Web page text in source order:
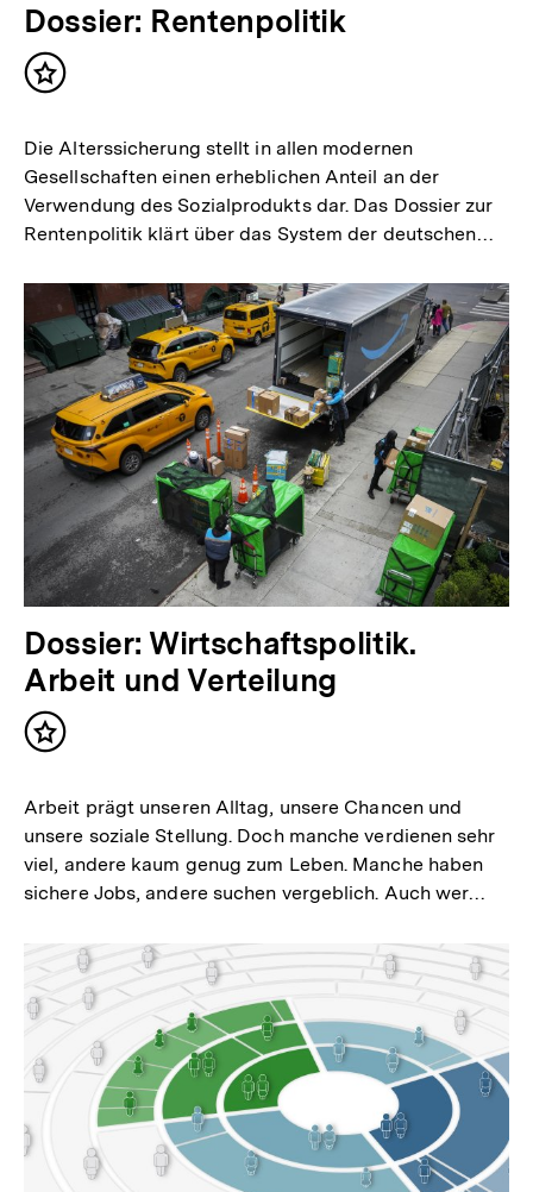
Dossier: Rentenpolitik
Inhalt
Die Alterssicherung stellt in allen modernen
Gesellschaften einen erheblichen Anteil an der
Verwendung des Sozialprodukts dar. Das Dossier zur
Rentenpolitik klärt über das System der deutschen…
Dossier: Wirtschaftspolitik.
Arbeit und Verteilung
Inhalt
Arbeit prägt unseren Alltag, unsere Chancen und
unsere soziale Stellung. Doch manche verdienen sehr
viel, andere kaum genug zum Leben. Manche haben
sichere Jobs, andere suchen vergeblich. Auch wer…